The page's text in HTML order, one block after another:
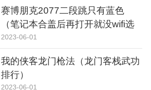
赛博朋克2077二段跳只有蓝色
（笔记本合盖后再打开就没wifi选
项了，驱动和设备里都没有，驱动
下了也没用，求大佬教下怎么弄）
2023-06-01
我的侠客龙门枪法（龙门客栈武功
排行）
2023-06-01